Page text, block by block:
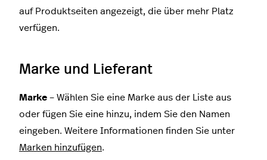
auf Produktseiten angezeigt, die über mehr Platz
verfügen.
Marke und Lieferant
Marke – Wählen Sie eine Marke aus der Liste aus
oder fügen Sie eine hinzu, indem Sie den Namen
eingeben. Weitere Informationen finden Sie unter
Marken hinzufügen.